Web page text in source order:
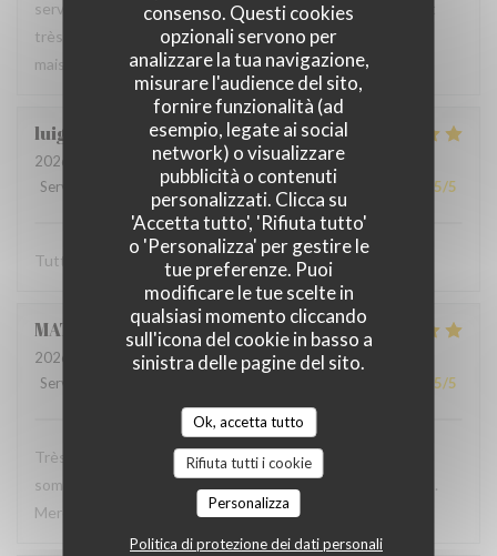
consenso. Questi cookies
opzionali servono per
analizzare la tua navigazione,
misurare l'audience del sito,
fornire funzionalità (ad
esempio, legate ai social
network) o visualizzare
pubblicità o contenuti
personalizzati. Clicca su
'Accetta tutto', 'Rifiuta tutto'
o 'Personalizza' per gestire le
tue preferenze. Puoi
modificare le tue scelte in
qualsiasi momento cliccando
sull'icona del cookie in basso a
sinistra delle pagine del sito.
Ok, accetta tutto
Rifiuta tutti i cookie
Personalizza
Politica di protezione dei dati personali
serveur très agréable, les plats sont bien servis et surtout
très bons. Mention spéciale pour la mousse au chocolat
maison !
luigi
2026-06-07
- 14:30 - Ospiti 2
Servizio
Atmosfera: 5/5 Cucina: 5/5 Qualità / Prezzo 5/5
Tutto molto buono. Carbonade buonissima
MATHIEU
2026-06-07
- 19:00 - Ospiti 2
Servizio
5/5
Très bonne soirée dans cet établissement où nous nous
sommes régalés avec des plats authentiques de Bruxelles.
Merci à l'accueil ainsi qu'au service sans fausse note